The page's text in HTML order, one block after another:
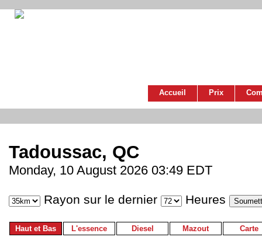
Accueil Prix
Tadoussac, QC
Monday, 10 August 2026 03:49 EDT
Rayon sur le dernier Heures
Haut et Bas L'essence Diesel Mazout Carte